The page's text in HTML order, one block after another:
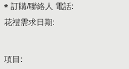
訂購/聯絡人 電話:
花禮需求日期:
項目: